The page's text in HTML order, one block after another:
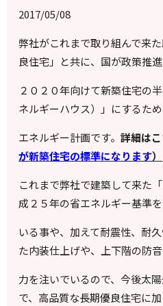
2017/05/08
弊社がこれまで取り組んで来
良住宅」と共に、国が政策推
２０２０年向けて新築住宅の
ネルギーハウス）」にするた
エネルギー計画です。詳細は
が新築住宅の標準になります）
これまで弊社で建築して来た
成２５年の省エネルギー基準
いる事や、加えて耐震性、耐
た内装仕上げや、上下階の防
力を注いでいるので、今後太
で、高品質な長期優良住宅に